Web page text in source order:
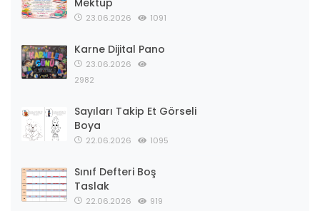
Mektup
23.06.2026 1091
Karne Dijital Pano
23.06.2026
2982
Sayıları Takip Et Görseli
Boya
22.06.2026 1095
Sınıf Defteri Boş
Taslak
22.06.2026 919